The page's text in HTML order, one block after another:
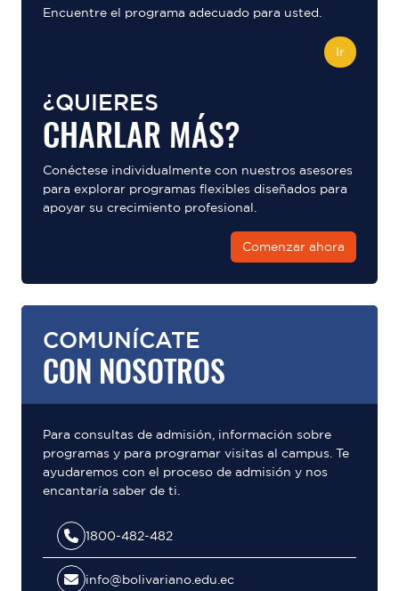
Encuentre el programa adecuado para usted.
Ir
¿QUIERES
CHARLAR MÁS?
Conéctese individualmente con nuestros asesores
para explorar programas flexibles diseñados para
apoyar su crecimiento profesional.
Comenzar ahora
COMUNÍCATE
CON NOSOTROS
Para consultas de admisión, información sobre
programas y para programar visitas al campus. Te
ayudaremos con el proceso de admisión y nos
encantaría saber de ti.
1800-482-482
info@bolivariano.edu.ec